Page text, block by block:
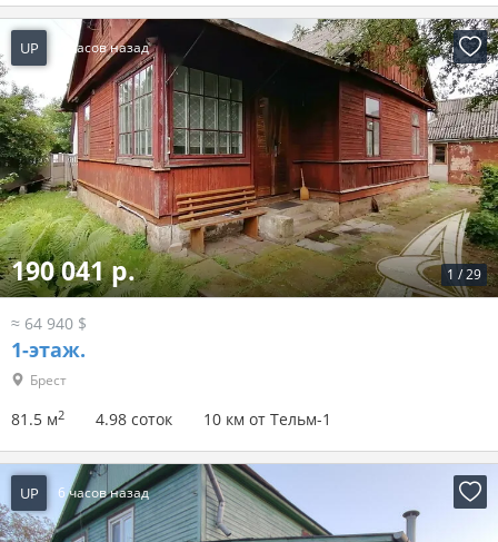
UP 6 часов назад
1 /29
190 041 р.
≈ 64 940 $
1-этаж.
Брест
81.5 м2 4.98 соток 10 км от Тельм-1
UP 6 часов назад